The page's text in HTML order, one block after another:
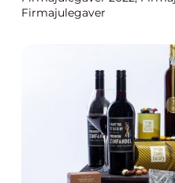
Firmajulegaver